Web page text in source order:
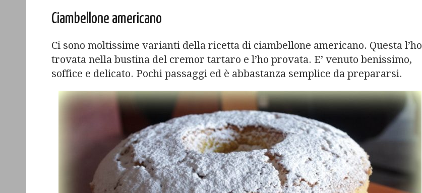
Ciambellone americano
Ci sono moltissime varianti della ricetta di ciambellone americano. Questa l’ho
trovata nella bustina del cremor tartaro e l’ho provata. E’ venuto benissimo,
soffice e delicato. Pochi passaggi ed è abbastanza semplice da prepararsi.